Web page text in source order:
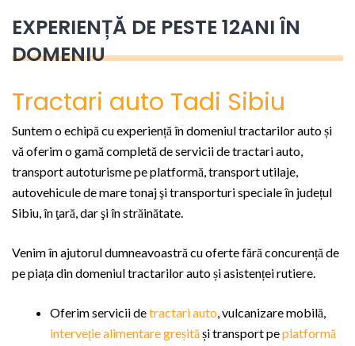
EXPERIENȚĂ DE PESTE 12ANI ÎN
DOMENIU
Tractari auto Tadi Sibiu
Suntem o echipă cu experiență în domeniul tractarilor auto și
vă oferim o gamă completă de servicii de tractari auto,
transport autoturisme pe platformă, transport utilaje,
autovehicule de mare tonaj şi transporturi speciale în județul
Sibiu, în ţară, dar şi în străinătate.
Venim în ajutorul dumneavoastră cu oferte fără concurență de
pe piața din domeniul tractarilor auto și asistenței rutiere.
Oferim servicii detractari auto , vulcanizare mobilă,
interveție alimentare greșită și transport peplatformă